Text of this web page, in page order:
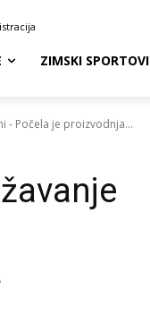
ZIMSKI SPORTOVI
- Počela je proizvodnja...